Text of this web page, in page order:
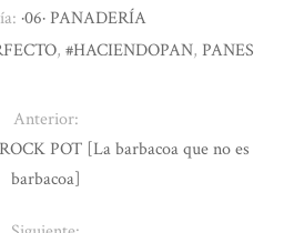
·06· PANADERÍA
, #HACIENDOPAN, PANES
Anterior:
POT [La barbacoa que no es
barbacoa]